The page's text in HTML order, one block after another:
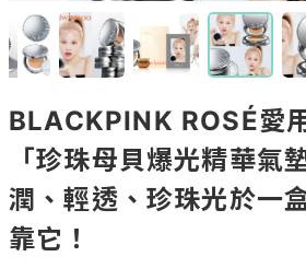
BLACKPINK ROSÉ愛
「珍珠母貝爆光精華氣
潤、輕透、珍珠光於一
靠它！